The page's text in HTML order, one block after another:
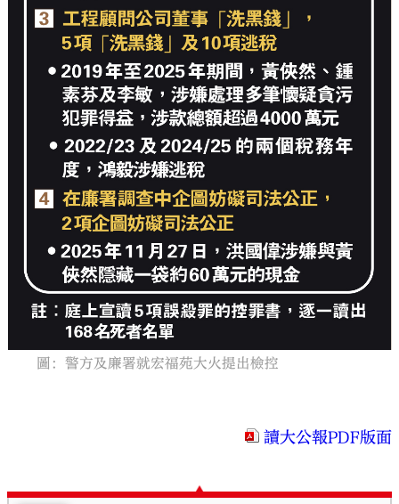
圖：警方及廉署就宏福苑大火提出檢控
讀大公報PDF版面